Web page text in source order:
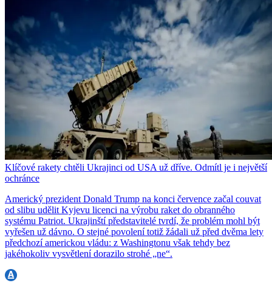
Klíčové rakety chtěli Ukrajinci od USA už dříve. Odmítl je i největší
ochránce
Americký prezident Donald Trump na konci července začal couvat
od slibu udělit Kyjevu licenci na výrobu raket do obranného
systému Patriot. Ukrajinští představitelé tvrdí, že problém mohl být
vyřešen už dávno. O stejné povolení totiž žádali už před dvěma lety
předchozí americkou vládu: z Washingtonu však tehdy bez
jakéhokoliv vysvětlení dorazilo strohé „ne“.